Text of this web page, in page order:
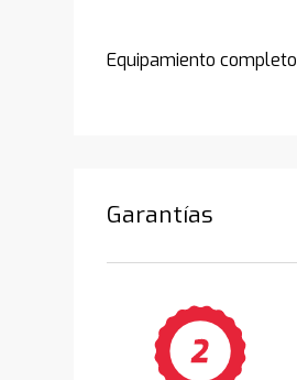
Equipamiento completo
Garantías